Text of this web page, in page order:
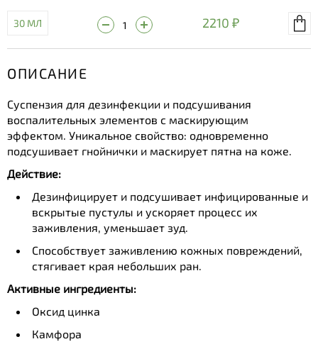
30 МЛ 2210 ₽
ОПИСАНИЕ
Суспензия для дезинфекции и подсушивания
воспалительных элементов с маскирующим
эффектом. Уникальное свойство: одновременно
подсушивает гнойнички и маскирует пятна на коже.
Действие:
Дезинфицирует и подсушивает инфицированные и
вскрытые пустулы и ускоряет процесс их
заживления, уменьшает зуд.
Способствует заживлению кожных повреждений,
стягивает края небольших ран.
Активные ингредиенты:
Оксид цинка
Камфора